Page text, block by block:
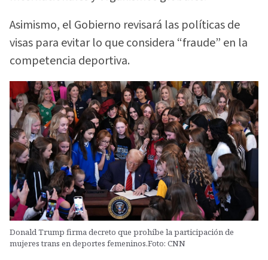
Asimismo, el Gobierno revisará las políticas de
visas para evitar lo que considera “fraude” en la
competencia deportiva.
Donald Trump firma decreto que prohíbe la participación de
mujeres trans en deportes femeninos.Foto: CNN